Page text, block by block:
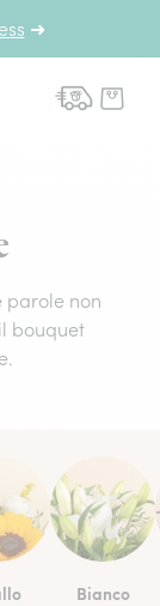
➜
- fiori a
parole non
bouquet
Bianco